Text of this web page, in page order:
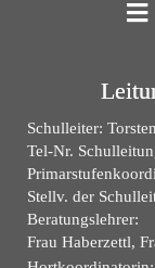
Schulleiter:
Tel-Nr.
Stellv. der
Beratungslehrer:
Frau Haberzettl,